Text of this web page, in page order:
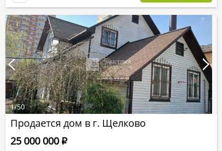
Продается дом в г. Щелково
25 000 000Р
1/50